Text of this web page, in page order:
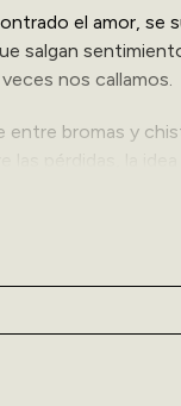
el amor, se
salgan
nos callamos.
bromas y
el significado